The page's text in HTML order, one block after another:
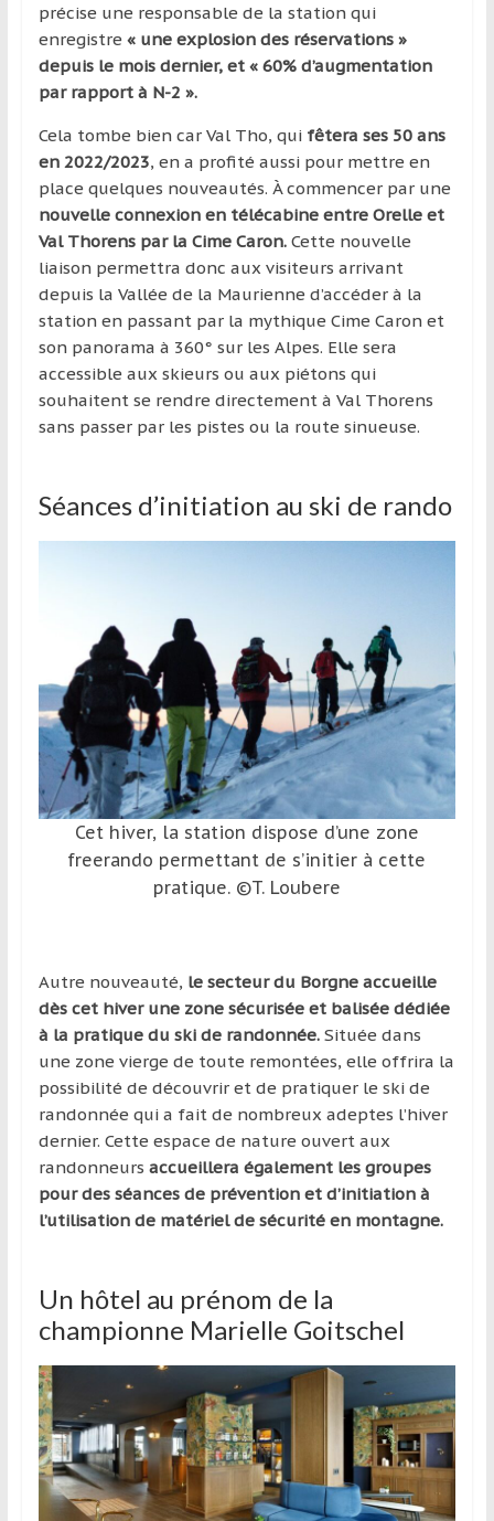
d’une
région
précise une responsable de la station qui
enregistre « une explosion des réservations »
depuis le mois dernier, et « 60% d’augmentation
par rapport à N-2 ».
Cela tombe bien car Val Tho, qui fêtera ses 50 ans
en 2022/2023, en a profité aussi pour mettre en
place quelques nouveautés. À commencer par une
nouvelle connexion en télécabine entre Orelle et
Val Thorens par la Cime Caron. Cette nouvelle
liaison permettra donc aux visiteurs arrivant
depuis la Vallée de la Maurienne d’accéder à la
station en passant par la mythique Cime Caron et
son panorama à 360° sur les Alpes. Elle sera
accessible aux skieurs ou aux piétons qui
souhaitent se rendre directement à Val Thorens
sans passer par les pistes ou la route sinueuse.
Séances d’initiation au ski de rando
Cet hiver, la station dispose d’une zone
freerando permettant de s’initier à cette
pratique. ©T. Loubere
Autre nouveauté, le secteur du Borgne accueille
dès cet hiver une zone sécurisée et balisée dédiée
à la pratique du ski de randonnée.Située dans
une zone vierge de toute remontées, elle offrira la
possibilité de découvrir et de pratiquer le ski de
randonnée qui a fait de nombreux adeptes l’hiver
dernier. Cette espace de nature ouvert aux
randonneurs accueillera également les groupes
pour des séances de prévention et d’initiation à
l’utilisation de matériel de sécurité en montagne.
Un hôtel au prénom de la
championne Marielle Goitschel